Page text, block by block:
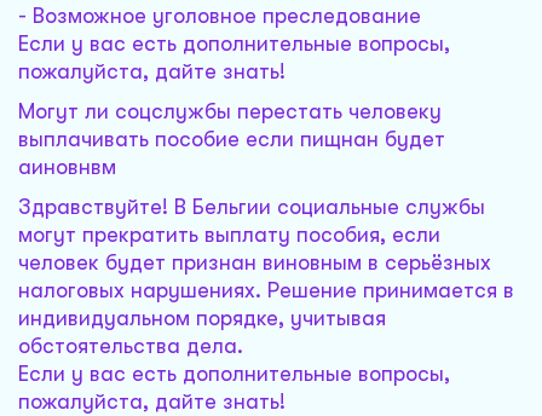
- Возможное уголовное преследование
Если у вас есть дополнительные вопросы,
пожалуйста, дайте знать!
Могут ли соцслужбы перестать человеку
выплачивать пособие если пищнан будет
аиновнвм
Здравствуйте! В Бельгии социальные службы
могут прекратить выплату пособия, если
человек будет признан виновным в серьёзных
налоговых нарушениях. Решение принимается в
индивидуальном порядке, учитывая
обстоятельства дела.
Если у вас есть дополнительные вопросы,
пожалуйста, дайте знать!